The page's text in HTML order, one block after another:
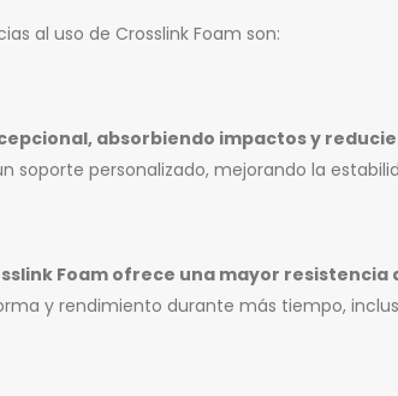
al uso de Crosslink Foam son:
absorbiendo impactos y
personalizado, mejorando la
Foam ofrece una mayor resistencia
y rendimiento durante más tiempo,